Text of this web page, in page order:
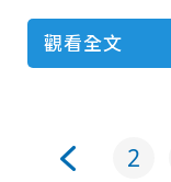
作系統）的連
觀看全文
2